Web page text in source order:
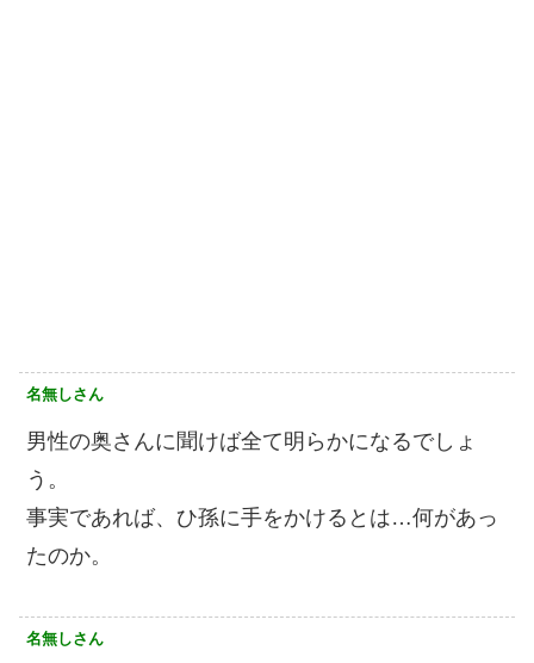
名無しさん
男性の奥さんに聞けば全て明らかになるでしょ
う。
事実であれば、ひ孫に手をかけるとは…何があっ
たのか。
名無しさん